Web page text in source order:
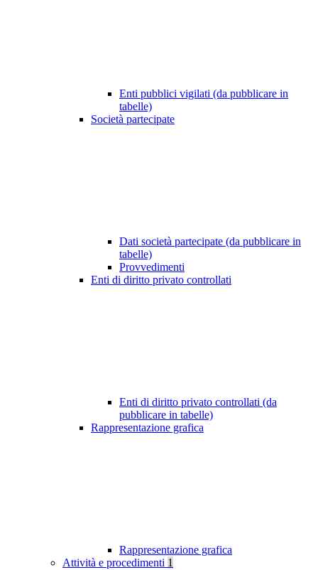
Enti pubblici vigilati (da pubblicare in
tabelle)
Società partecipate
Dati società partecipate (da pubblicare in
tabelle)
Provvedimenti
Enti di diritto privato controllati
Enti di diritto privato controllati (da
pubblicare in tabelle)
Rappresentazione grafica
Rappresentazione grafica
Attività e procedimenti 1